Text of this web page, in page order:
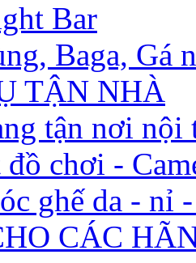
Bar
Baga, Gá
TẬN NHÀ
tận nơi nội
đồ chơi -
ghế da - nỉ
CÁC